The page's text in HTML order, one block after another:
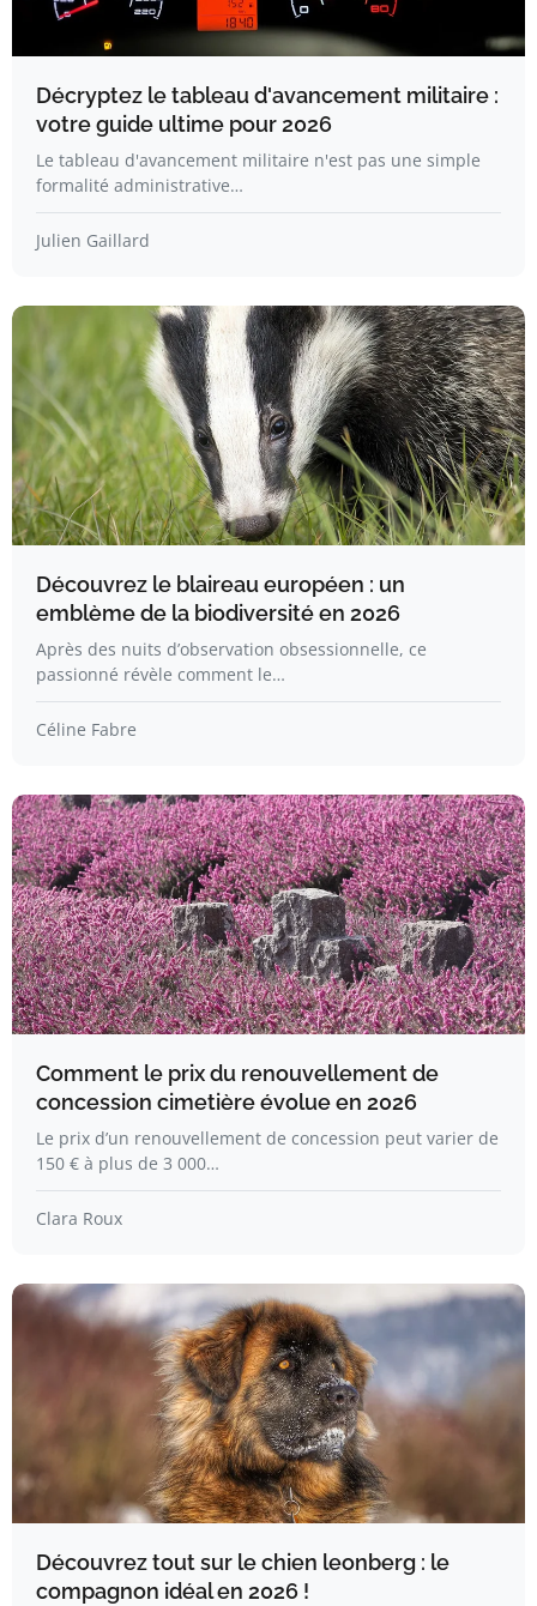
Décryptez le tableau d'avancement militaire :
votre guide ultime pour 2026
Le tableau d'avancement militaire n'est pas une simple
formalité administrative…
Julien Gaillard
Découvrez le blaireau européen : un
emblème de la biodiversité en 2026
Après des nuits d’observation obsessionnelle, ce
passionné révèle comment le…
Céline Fabre
Comment le prix du renouvellement de
concession cimetière évolue en 2026
Le prix d’un renouvellement de concession peut varier de
150 € à plus de 3 000…
Clara Roux
Découvrez tout sur le chien leonberg : le
compagnon idéal en 2026 !